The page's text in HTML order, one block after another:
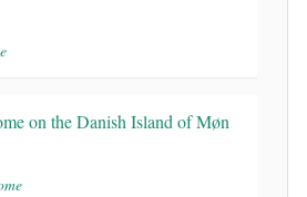
on the Danish Island of Møn